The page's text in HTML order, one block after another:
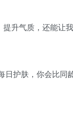
升气质，还能让
护肤，你会比同